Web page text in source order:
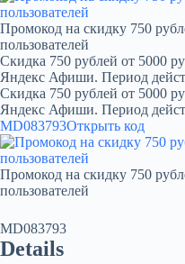
Промокод на скидку 750
пользователей
Скидка 750 рублей от 5000
Яндекс Афиши. Период
Скидка 750 рублей от 5000
Яндекс Афиши. Период
MD083793Открыть код
Промокод на скидку 750
пользователей
MD083793
Details